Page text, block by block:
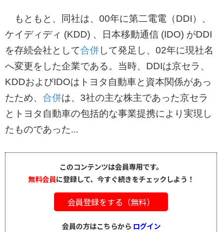
もともと、同社は、00年に第二電電（DDI）、
ケイディディ (KDD) 、日本移動通信 (IDO) がDDI
を存続会社として合併して発足し、02年に現社名
へ変更をした企業である。当時、DDIは京セラ、
KDDおよびIDOはトヨタ自動車と資本関係があっ
たため、 合併は、3社の主な株主であった京セラ
とトヨタ自動車の包括的な事業提携により実現し
たものであった...
このコンテンツは会員専用です。
無料会員に登録して、今すぐ続きをチェックしよう！
会員登録をする（無料）
会員の方はこちらから ログイン